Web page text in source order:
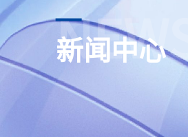
文
NEWS
新闻中心